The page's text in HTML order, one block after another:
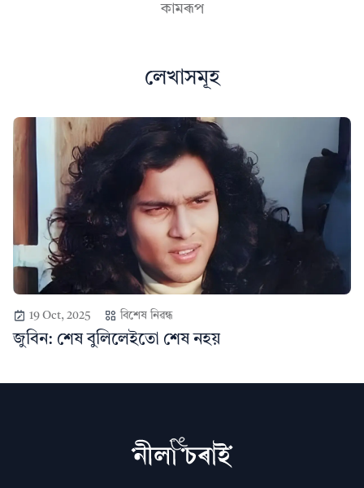
কামৰূপ
লেখাসমূহ
19 Oct, 2025 বিশেষ নিৱন্ধ
জুবিন: শেষ বুলিলেইতো শেষ নহয়